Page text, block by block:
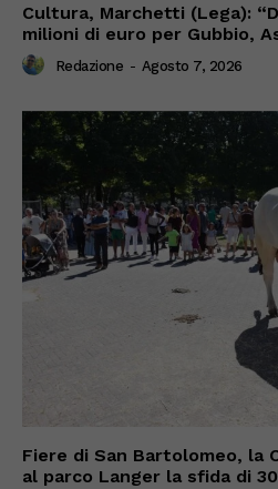
Cultura, Marchetti (Lega):
milioni di euro per Gubbio,
Redazione - Agosto 7, 2026
Fiere di San Bartolomeo, la
al parco Langer la sfida di